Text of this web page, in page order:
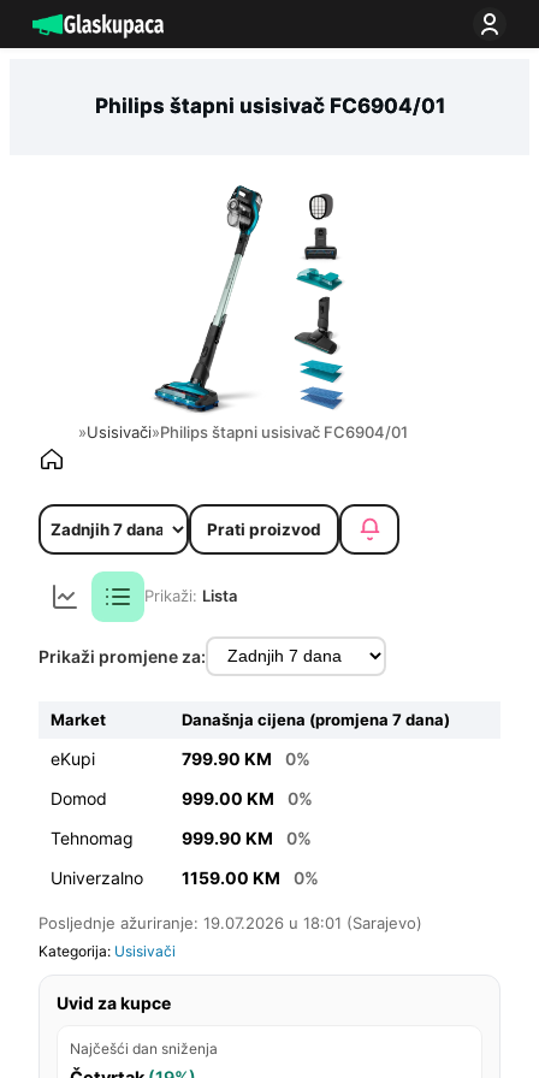
na
Philips štapni usisivač FC6904/01
»Usisivači»Philips štapni usisivač FC6904/01
Prati proizvod
Prikaži: Lista
Prikaži promjene za:
Market Današnja cijena (promjena 7 dana)
eKupi 799.90 KM
0%
Domod
999.00 KM
0%
Tehnomag
999.90 KM
0%
Univerzalno
1159.00 KM 0%
Posljednje ažuriranje: 19.07.2026 u 18:01 (Sarajevo)
Kategorija: Usisivači
Uvid za kupce
Najčešći dan sniženja